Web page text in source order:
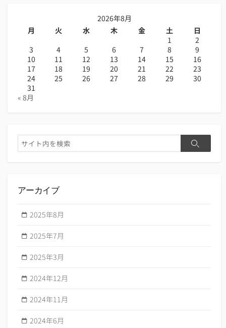
2026年8月
月
火 水 木 金 土
日
1
2
3
4 5 6 7 8
9
10
11 12 13 14 15
16
17
18 19 20 21 22
23
24
25 26 27 28 29
30
31
« 8月
検
索
検
アーカイブ
2025年8月
2025年7月
2025年3月
2024年12月
2024年11月
2024年6月